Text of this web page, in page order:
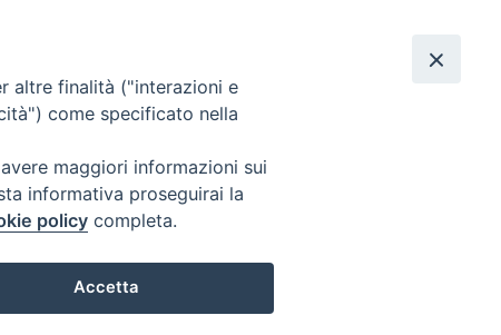
altre finalità ("interazioni e
come specificato nella
maggiori informazioni sui
informativa proseguirai la
policy completa.
Accetta